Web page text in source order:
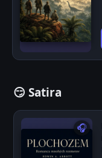
😏 Satira
🎧